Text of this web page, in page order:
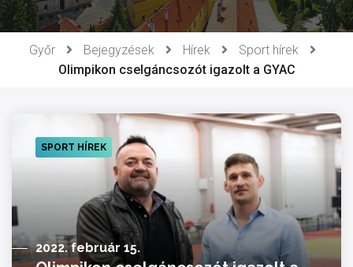
Győr Bejegyzések Hírek
Sport hírek
Olimpikon cselgáncsozót igazolt a GYAC
SPORT HÍREK
2022. február 15.